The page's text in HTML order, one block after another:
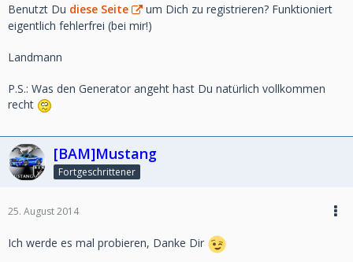
Benutzt Du diese Seite
um Dich zu registrieren? Funktioniert
eigentlich fehlerfrei (bei mir!)
Landmann
P.S.: Was den Generator angeht hast Du natürlich vollkommen
recht
[BAM]Mustang
Fortgeschrittener
25. August 2014
Ich werde es mal probieren, Danke Dir